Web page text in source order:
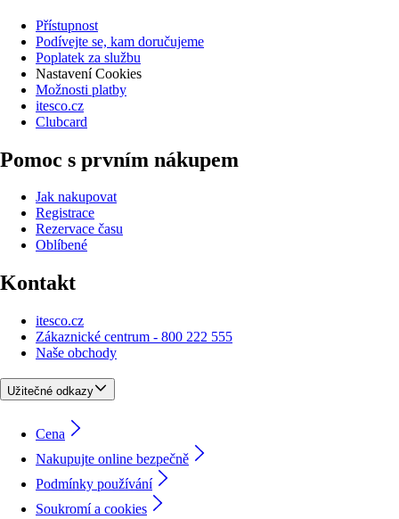
Přístupnost
Podívejte se, kam doručujeme
Poplatek za službu
Nastavení Cookies
Možnosti platby
itesco.cz
Clubcard
Pomoc s prvním nákupem
Jak nakupovat
Registrace
Rezervace času
Oblíbené
Kontakt
itesco.cz
Zákaznické centrum - 800 222 555
Naše obchody
Užitečné odkazy
Cena
Nakupujte online bezpečně
Podmínky používání
Soukromí a cookies